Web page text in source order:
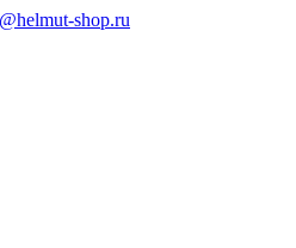
shop.ru